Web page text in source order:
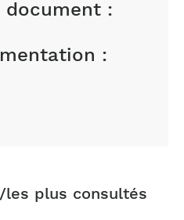
document :
:
les plus consultés